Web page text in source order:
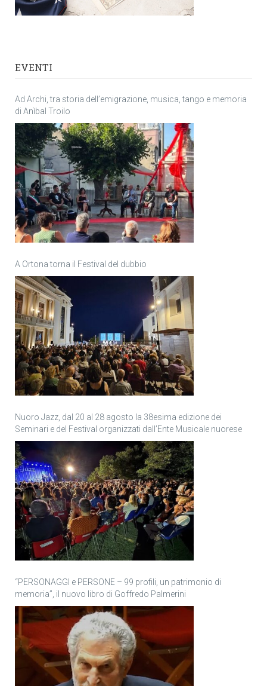
EVENTI
Ad Archi, tra storia dell’emigrazione, musica, tango e memoria
di Anìbal Troilo
A Ortona torna il Festival del dubbio
Nuoro Jazz, dal 20 al 28 agosto la 38esima edizione dei
Seminari e del Festival organizzati dall’Ente Musicale nuorese
“PERSONAGGI e PERSONE – 99 profili, un patrimonio di
memoria”, il nuovo libro di Goffredo Palmerini